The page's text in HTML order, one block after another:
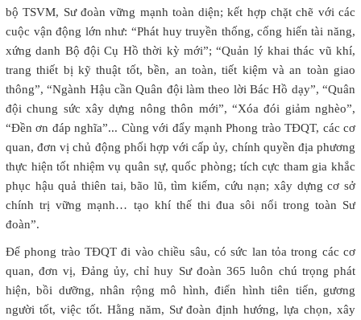
bộ TSVM, Sư đoàn vững mạnh toàn diện; kết hợp chặt chẽ với các
cuộc vận động lớn như: “Phát huy truyền thống, cống hiến tài năng,
xứng danh Bộ đội Cụ Hồ thời kỳ mới”; “Quản lý khai thác vũ khí,
trang thiết bị kỹ thuật tốt, bền, an toàn, tiết kiệm và an toàn giao
thông”, “Ngành Hậu cần Quân đội làm theo lời Bác Hồ dạy”, “Quân
đội chung sức xây dựng nông thôn mới”, “Xóa đói giảm nghèo”,
“Đền ơn đáp nghĩa”... Cùng với đẩy mạnh Phong trào TĐQT, các cơ
quan, đơn vị chủ động phối hợp với cấp ủy, chính quyền địa phương
thực hiện tốt nhiệm vụ quân sự, quốc phòng; tích cực tham gia khắc
phục hậu quả thiên tai, bão lũ, tìm kiếm, cứu nạn; xây dựng cơ sở
chính trị vững mạnh… tạo khí thế thi đua sôi nổi trong toàn Sư
đoàn”.
Để phong trào TĐQT đi vào chiều sâu, có sức lan tỏa trong các cơ
quan, đơn vị, Đảng ủy, chỉ huy Sư đoàn 365 luôn chú trọng phát
hiện, bồi dưỡng, nhân rộng mô hình, điển hình tiên tiến, gương
người tốt, việc tốt. Hằng năm, Sư đoàn định hướng, lựa chọn, xây